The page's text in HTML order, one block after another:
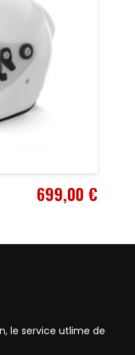
699,00 €
le service utlime de